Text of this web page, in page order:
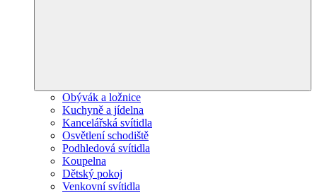
Obývák a ložnice
Kuchyně a jídelna
Kancelářská svítidla
Osvětlení schodiště
Podhledová svítidla
Koupelna
Dětský pokoj
Venkovní svítidla